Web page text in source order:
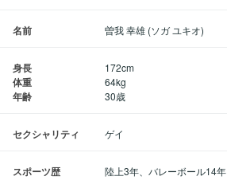
名前 曽我 幸雄 (ソガ ユキオ)
身長
体重
年齢
172cm
64kg
30歳
セクシャリティ ゲイ
スポーツ歴 陸上3年、バレーボール14年